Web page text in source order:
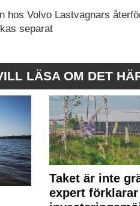
hos Volvo Lastvagnars
separat
LÄSA OM DET
Taket är inte
expert förklarar